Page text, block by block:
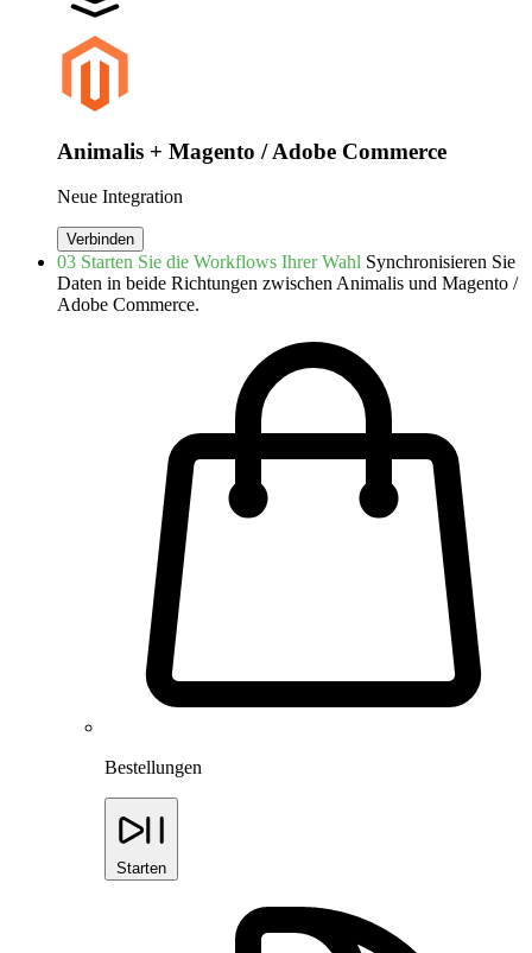
Animalis + Magento / Adobe Commerce
Neue Integration
Verbinden
03 Starten Sie die Workflows Ihrer Wahl Synchronisieren Sie
Daten in beide Richtungen zwischen Animalis und Magento /
Adobe Commerce.
Bestellungen
Starten